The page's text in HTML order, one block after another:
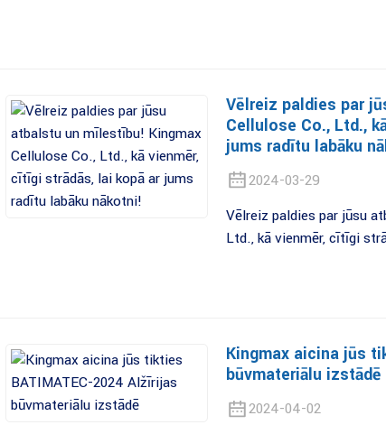
Vēlreiz paldies par
Cellulose Co., Ltd.,
jums radītu labāku
2024-03-29
Vēlreiz paldies par jūsu
Ltd., kā vienmēr, cītīgi
Kingmax aicina jūs
būvmateriālu izstādē
2024-04-02